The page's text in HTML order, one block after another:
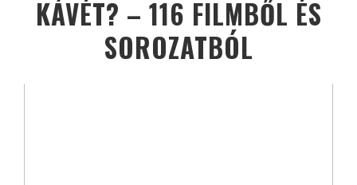
KÁVÉT? – 116 FILMBŐL ÉS
SOROZATBÓL